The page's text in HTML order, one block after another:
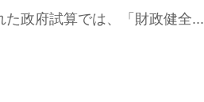
た政府試算では、「財政健全...